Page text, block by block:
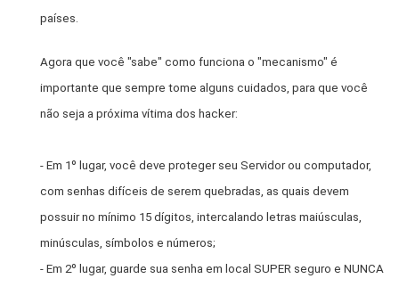
países.
Agora que você "sabe" como funciona o "mecanismo" é
importante que sempre tome alguns cuidados, para que você
não seja a próxima vítima dos hacker:
- Em 1º lugar, você deve proteger seu Servidor ou computador,
com senhas difíceis de serem quebradas, as quais devem
possuir no mínimo 15 dígitos, intercalando letras maiúsculas,
minúsculas, símbolos e números;
- Em 2º lugar, guarde sua senha em local SUPER seguro e NUNCA